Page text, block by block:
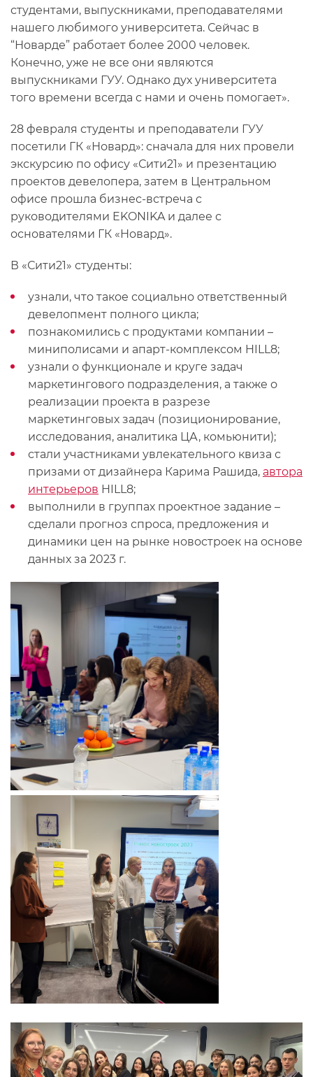
студентами, выпускниками, преподавателями
нашего любимого университета. Сейчас в
“Новарде” работает более 2000 человек.
Конечно, уже не все они являются
выпускниками ГУУ. Однако дух университета
того времени всегда с нами и очень помогает».
28 февраля студенты и преподаватели ГУУ
посетили ГК «Новард»: сначала для них провели
экскурсию по офису «Сити21» и презентацию
проектов девелопера, затем в Центральном
офисе прошла бизнес-встреча с
руководителями EKONIKA и далее с
основателями ГК «Новард».
В «Сити21» студенты:
узнали, что такое социально ответственный
девелопмент полного цикла;
познакомились с продуктами компании –
миниполисами и апарт-комплексом HILL8;
узнали о функционале и круге задач
маркетингового подразделения, а также о
реализации проекта в разрезе
маркетинговых задач (позиционирование,
исследования, аналитика ЦА, комьюнити);
стали участниками увлекательного квиза с
призами от дизайнера Карима Рашида, автора
интерьеров HILL8;
выполнили в группах проектное задание –
сделали прогноз спроса, предложения и
динамики цен на рынке новостроек на основе
данных за 2023 г.